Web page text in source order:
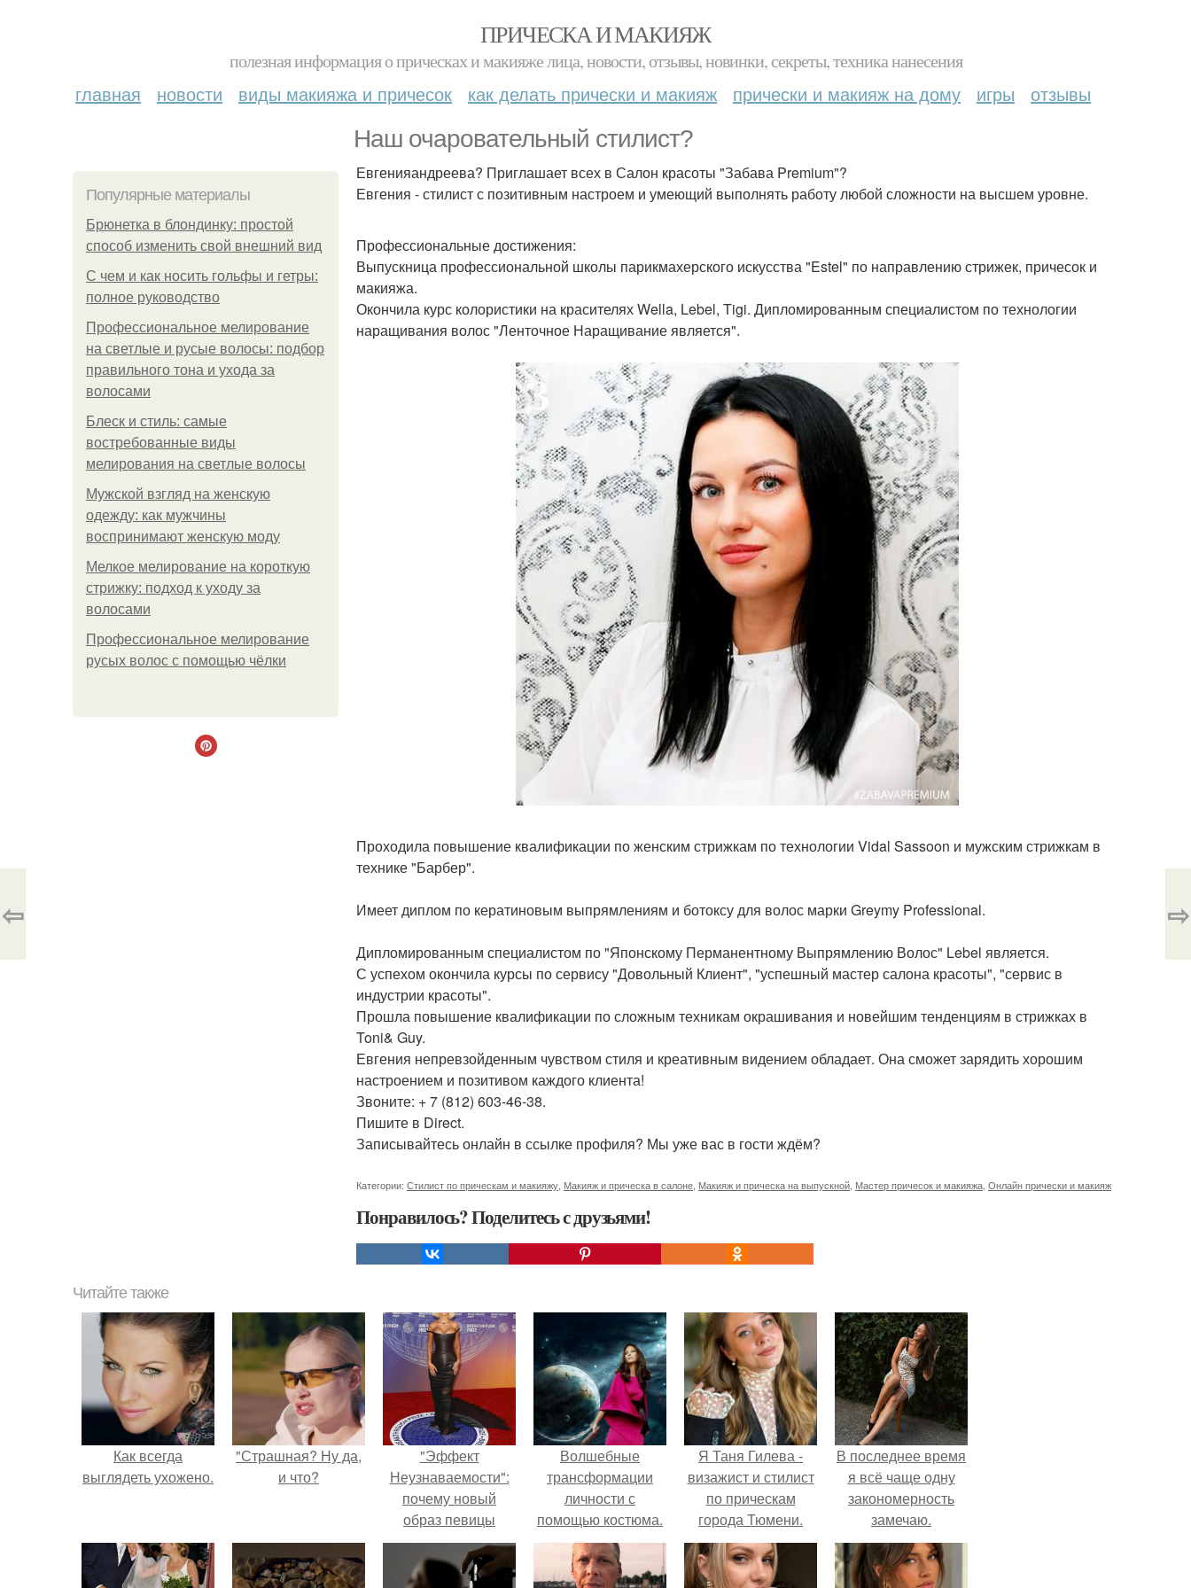
ПРИЧЕСКА И МАКИЯЖ
полезная информация о прическах и макияже лица, новости, отзывы, новинки, секреты, техника нанесения
главная новости виды макияжа и причесок как делать прически и макияж прически и макияж на дому игры отзывы
Наш очаровательный стилист?
Популярные материалы
Брюнетка в блондинку: простой
способ изменить свой внешний вид
С чем и как носить гольфы и гетры:
полное руководство
Профессиональное мелирование
на светлые и русые волосы: подбор
правильного тона и ухода за
волосами
Блеск и стиль: самые
востребованные виды
мелирования на светлые волосы
Мужской взгляд на женскую
одежду: как мужчины
воспринимают женскую моду
Мелкое мелирование на короткую
стрижку: подход к уходу за
волосами
Профессиональное мелирование
русых волос с помощью чёлки
Евгенияандреева? Приглашает всех в Салон красоты "Забава Premium"?
Евгения - стилист с позитивным настроем и умеющий выполнять работу любой сложности на высшем уровне.
Профессиональные достижения:
Выпускница профессиональной школы парикмахерского искусства "Estel" по направлению стрижек, причесок и
макияжа.
Окончила курс колористики на красителях Wella, Lebel, Tigi. Дипломированным специалистом по технологии
наращивания волос "Ленточное Наращивание является".
Проходила повышение квалификации по женским стрижкам по технологии Vidal Sassoon и мужским стрижкам в
технике "Барбер".
Имеет диплом по кератиновым выпрямлениям и ботоксу для волос марки Greymy Professional.
Дипломированным специалистом по "Японскому Перманентному Выпрямлению Волос" Lebel является.
С успехом окончила курсы по сервису "Довольный Клиент", "успешный мастер салона красоты", "сервис в
индустрии красоты".
Прошла повышение квалификации по сложным техникам окрашивания и новейшим тенденциям в стрижках в
Toni& Guy.
Евгения непревзойденным чувством стиля и креативным видением обладает. Она сможет зарядить хорошим
настроением и позитивом каждого клиента!
Звоните: + 7 (812) 603-46-38.
Пишите в Direct.
Записывайтесь онлайн в ссылке профиля? Мы уже вас в гости ждём?
Категории: Стилист по прическам и макияжу Макияж и прическа в салоне Макияж и прическа на выпускной Мастер причесок и макияжа Онлайн прически и макияж
Понравилось? Поделитесь с друзьями!
⇦ ⇨
Читайте также
Как всегда
выглядеть ухожено.
"Страшная? Ну да,
и что?
"Эффект
Неузнаваемости":
почему новый
образ певицы
вызвал споры о
гранях
возможного?
Волшебные
трансформации
личности с
помощью костюма.
Я Таня Гилева -
визажист и стилист
по прическам
города Тюмени.
В последнее время
я всё чаще одну
закономерность
замечаю.